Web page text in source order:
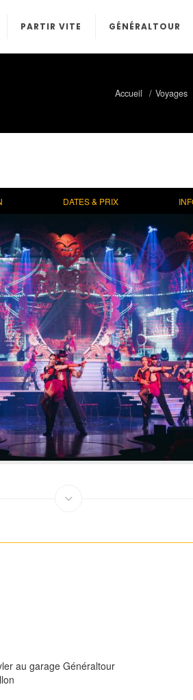
PARTIR VITE GÉNÉRALTOUR
Accueil Voyages
DATES & PRIX
au garage Généraltour